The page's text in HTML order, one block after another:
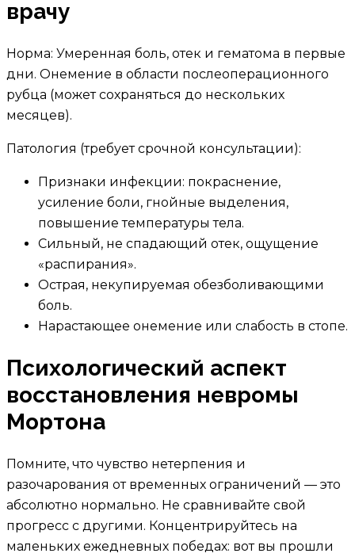
врачу
Норма: Умеренная боль, отек и гематома в первые
дни. Онемение в области послеоперационного
рубца (может сохраняться до нескольких
месяцев).
Патология (требует срочной консультации):
Признаки инфекции: покраснение,
усиление боли, гнойные выделения,
повышение температуры тела.
Сильный, не спадающий отек, ощущение
«распирания».
Острая, некупируемая обезболивающими
боль.
Нарастающее онемение или слабость в стопе.
Психологический аспект
восстановления невромы
Мортона
Помните, что чувство нетерпения и
разочарования от временных ограничений — это
абсолютно нормально. Не сравнивайте свой
прогресс с другими. Концентрируйтесь на
маленьких ежедневных победах: вот вы прошли